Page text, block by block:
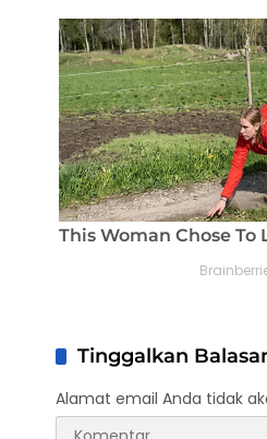
Tinggalkan
Alamat email Anda tidak